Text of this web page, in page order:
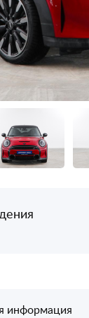
информация